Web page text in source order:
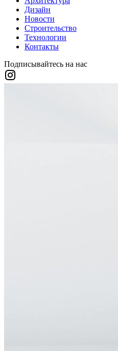
Дизайн
Новости
Строительство
Технологии
Контакты
Подписывайтесь на нас